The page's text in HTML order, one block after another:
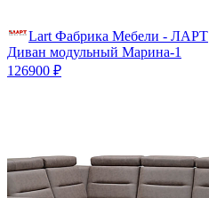
Lart Фабрика Мебели - ЛАРТ
Диван модульный Марина-1
126900 ₽